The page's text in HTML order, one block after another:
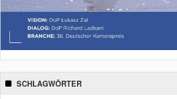
SCHLAGWÖRTER